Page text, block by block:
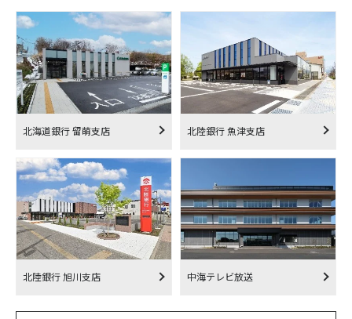
北海道銀行 留萌支店 北陸銀行 魚津支店
北陸銀行 旭川支店 中海テレビ放送